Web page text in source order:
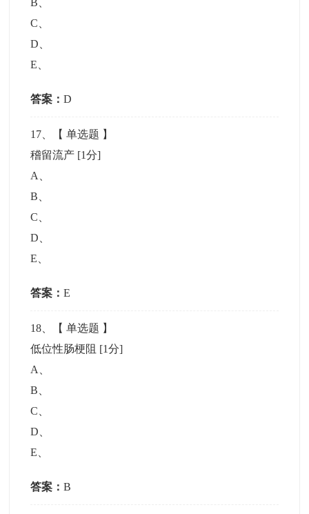
B
C
D
E
答案：D
17 、【单选题 】
稽留流产 [1分]
A
B
C
D
E
答案：E
18 、【单选题 】
低位性肠梗阻 [1分]
A
B
C
D
E
答案：B